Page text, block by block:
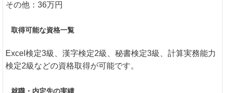
その他：36万円
取得可能な資格一覧
Excel検定3級、漢字検定2級、秘書検定3級、計算実務能力
検定2級などの資格取得が可能です。
就職・内定先の実績